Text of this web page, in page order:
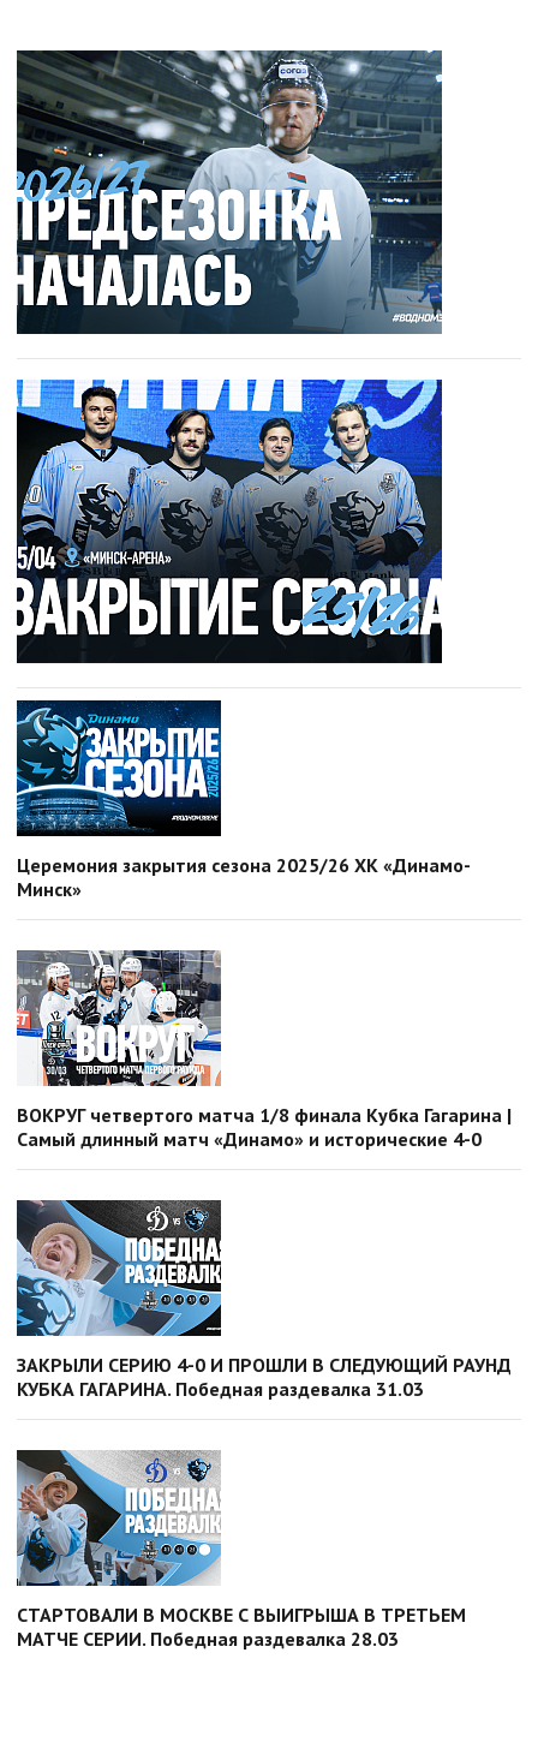
Церемония закрытия сезона 2025/26 ХК «Динамо-
Минск»
ВОКРУГ четвертого матча 1/8 финала Кубка Гагарина |
Самый длинный матч «Динамо» и исторические 4-0
ЗАКРЫЛИ СЕРИЮ 4-0 И ПРОШЛИ В СЛЕДУЮЩИЙ РАУНД
КУБКА ГАГАРИНА. Победная раздевалка 31.03
СТАРТОВАЛИ В МОСКВЕ С ВЫИГРЫША В ТРЕТЬЕМ
МАТЧЕ СЕРИИ. Победная раздевалка 28.03